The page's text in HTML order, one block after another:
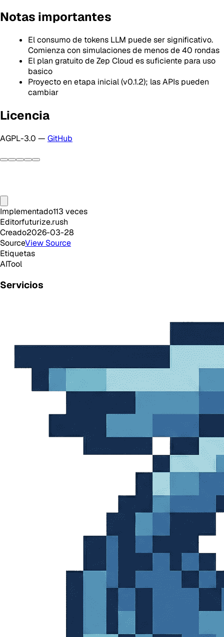
Notas importantes
El consumo de tokens LLM puede ser significativo.
Comienza con simulaciones de menos de 40 rondas
El plan gratuito de Zep Cloud es suficiente para uso
basico
Proyecto en etapa inicial (v0.1.2); las APIs pueden
cambiar
Licencia
AGPL-3.0 — GitHub
Implementado113 veces
Editorfuturize.rush
Creado2026-03-28
SourceView Source
Etiquetas
AITool
Servicios